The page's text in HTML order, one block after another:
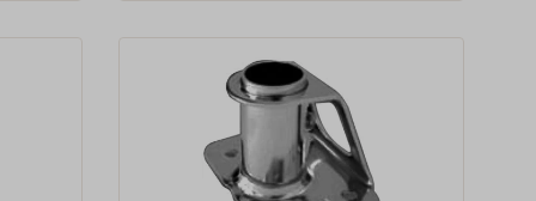
für
aufgebohrt werden können.Die
Stützen sind konisch.Durch den
hohen Anteil an Handarbeit bei der
Herstellung sind geringe
Maßabweichungen unvermeidbar.